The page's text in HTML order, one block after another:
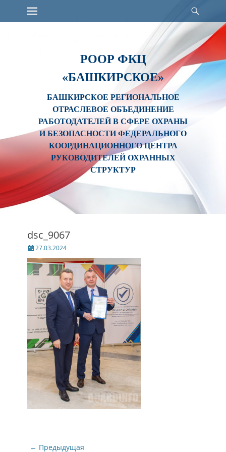
Skip
Primary Menu
РООР ФКЦ
«БАШКИРСКОЕ»
БАШКИРСКОЕ РЕГИОНАЛЬНОЕ
ОТРАСЛЕВОЕ ОБЪЕДИНЕНИЕ
РАБОТОДАТЕЛЕЙ В СФЕРЕ ОХРАНЫ
И БЕЗОПАСНОСТИ ФЕДЕРАЛЬНОГО
КООРДИНАЦИОННОГО ЦЕНТРА
РУКОВОДИТЕЛЕЙ ОХРАННЫХ
СТРУКТУР
dsc_9067
Posted
on
27.03.2024
Навигация
← Предыдущая